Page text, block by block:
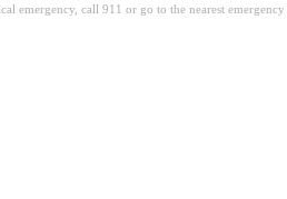
emergency, call 911 or go to the nearest emergency